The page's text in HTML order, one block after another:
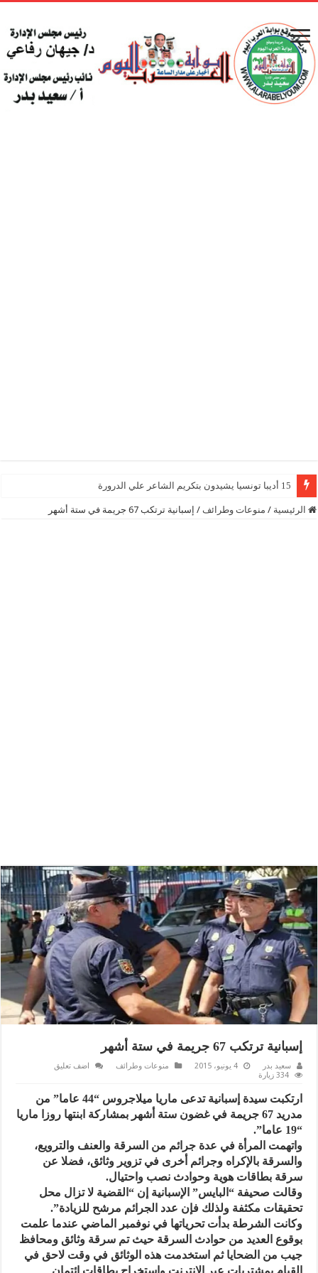
15 أديبا تونسيا يشيدون بتكريم الشاعر علي الدرورة
الرئيسية / منوعات وطرائف / إسبانية ترتكب 67 جريمة في ستة أشهر
إسبانية ترتكب 67 جريمة في ستة أشهر
سعيد بدر 4 يونيو، 2015 منوعات وطرائف
اضف تعليق
334 زيارة
ارتكبت سيدة إسبانية تدعى ماريا ميلاجروس “44 عاما” من
مدريد 67 جريمة في غضون ستة أشهر بمشاركة ابنتها روزا ماريا
“19 عاما”.
واتهمت المرأة في عدة جرائم من السرقة والعنف والترويع،
والسرقة بالإكراه وجرائم أخرى في تزوير وثائق، فضلا عن
سرقة بطاقات هوية وحوادث نصب واحتيال.
وقالت صحيفة “البايس” الإسبانية إن “القضية لا تزال محل
تحقيقات مكثفة ولذلك فإن عدد الجرائم مرشح للزيادة”.
وكانت الشرطة بدأت تحرياتها في نوفمبر الماضي عندما علمت
بوقوع العديد من حوادث السرقة حيث تم سرقة وثائق ومحافظ
جيب من الضحايا ثم استخدمت هذه الوثائق في وقت لاحق في
القيام بمشتريات عبر الإنترنت واستخراج بطاقات ائتمان